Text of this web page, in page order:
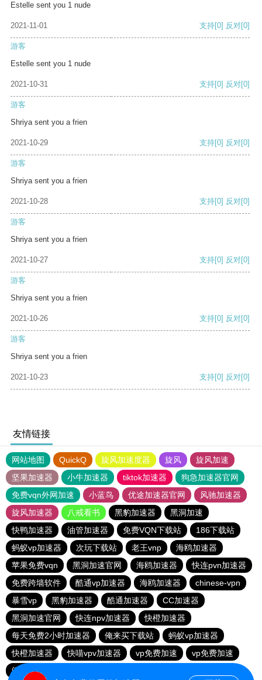
Estelle sent you 1 nude
2021-11-01 支持[0] 反对[0]
游客
Estelle sent you 1 nude
2021-10-31 支持[0] 反对[0]
游客
Shriya sent you a frien
2021-10-29 支持[0] 反对[0]
游客
Shriya sent you a frien
2021-10-28 支持[0] 反对[0]
游客
Shriya sent you a frien
2021-10-27 支持[0] 反对[0]
游客
Shriya sent you a frien
2021-10-26 支持[0] 反对[0]
游客
Shriya sent you a frien
2021-10-23 支持[0] 反对[0]
友情链接
网站地图 QuickQ 旋风加速度器 旋风
旋风加速
坚果加速器
小牛加速器 tiktok加速器
狗急加速器官网
免费vqn外网加速
小蓝鸟 优途加速器官网
风驰加速器
旋风加速器
八戒看书 黑豹加速器
黑洞加速
快鸭加速器
油管加速器 免费VQN下载站
186下载站
蚂蚁vp加速器
次玩下载站 老王vnp
海鸥加速器
苹果免费vqn
黑洞加速官网 海鸥加速器
快连pvn加速器
免费跨墙软件
酷通vp加速器 海鸥加速器
chinese-vpn
暴雪vp
黑豹加速器 酷通加速器
CC加速器
黑洞加速官网
快连npv加速器
快橙加速器
每天免费2小时加速器
俺来买下载站
蚂蚁vp加速器
快橙加速器
快喵vpv加速器 vp免费加速
vp免费加速
闪电猫加速器-speedcat